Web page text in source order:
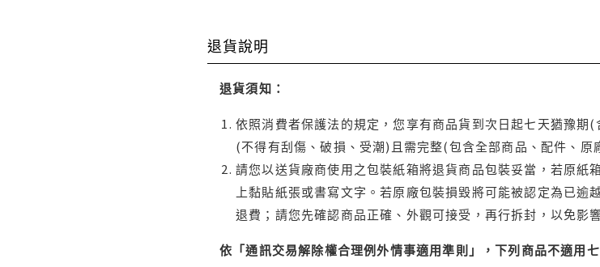
退貨說明
退貨須知：
依照消費者保護法的規定，您享有商品貨到次日起七天猶豫
(不得有刮傷、破損、受潮)且需完整(包含全部商品、配件、
請您以送貨廠商使用之包裝紙箱將退貨商品包裝妥當，若原
上黏貼紙張或書寫文字。若原廠包裝損毀將可能被認定為已
退費；請您先確認商品正確、外觀可接受，再行拆封，以免影
依「通訊交易解除權合理例外情事適用準則」，下列商品不適用